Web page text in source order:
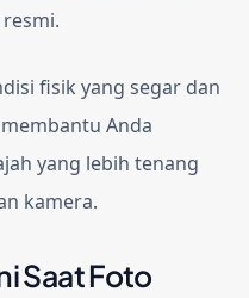
fisik yang segar dan
Anda
yang lebih tenang
kamera.
Saat Foto